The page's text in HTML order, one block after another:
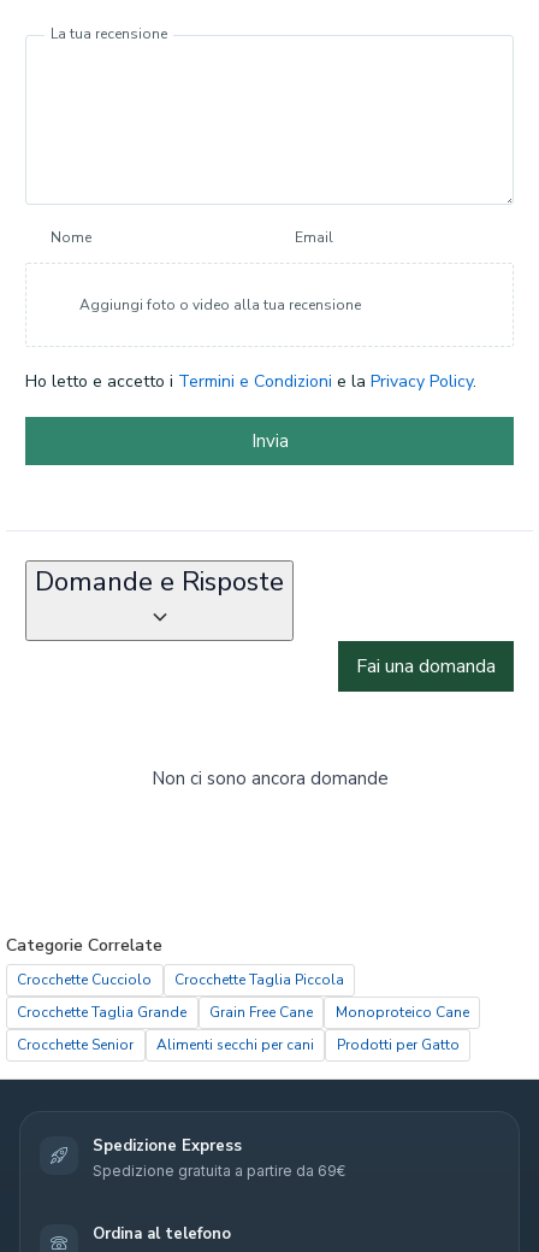
La tua recensione
Nome Email
Aggiungi foto o video alla tua recensione
Ho letto e accetto i Termini e Condizioni e la Privacy Policy.
Invia
Domande e Risposte
Fai una domanda
Non ci sono ancora domande
Categorie Correlate
Crocchette Cucciolo
Crocchette Taglia Piccola
Crocchette Taglia Grande
Grain Free Cane
Monoproteico Cane
Crocchette Senior
Alimenti secchi per cani Prodotti per Gatto
Spedizione Express
Spedizione gratuita a partire da 69€
Ordina al telefono